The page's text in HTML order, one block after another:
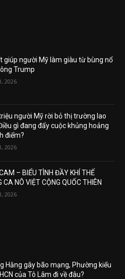
giúp người Mỹ làm giàu từ bùng nổ
Trump
2026
người Mỹ rời bỏ thị trường lao
gì đang đẩy cuộc khủng hoảng
điểm?
2026
– BIỂU TÌNH ĐẦY KHÍ THẾ
CA NÔ VIỆT CỘNG QUỐC THIÊN
2026
Hằng gây bão mạng, Phường kiểu
của Tô Lâm đi về đâu?